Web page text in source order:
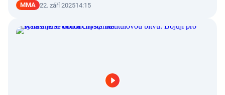
MMA 22. září 202514:15